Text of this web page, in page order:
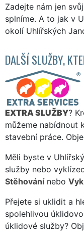
Zadejte nám jen
splníme. A to jak v
okolí Uhlířských
DALŠÍ SLUŽBY,
EXTRA SLUŽBY?
můžeme nabídnout
stavební práce.
Měli byste v
služby nebo
Stěhovánínebo
Přejete si uklidit a
spolehlivou
úklidové služby?